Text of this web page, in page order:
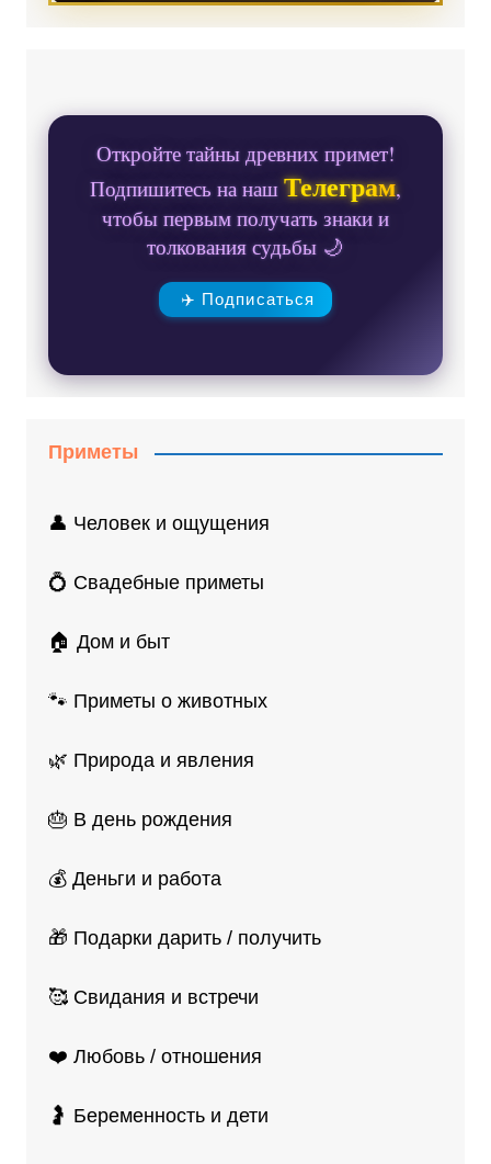
Откройте тайны древних примет!
Подпишитесь на нашТелеграм,
чтобы первым получать знаки и
толкования судьбы 🌙
✈️ Подписаться
Приметы
👤 Человек и ощущения
💍 Свадебные приметы
🏠 Дом и быт
🐾 Приметы о животных
🌿 Природа и явления
🎂 В день рождения
💰 Деньги и работа
🎁 Подарки дарить / получить
🥰 Свидания и встречи
❤️ Любовь / отношения
🤰 Беременность и дети